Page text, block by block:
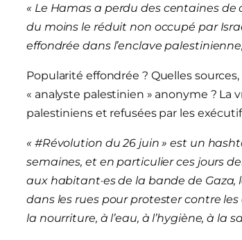
« Le Hamas a perdu des centaines
du moins le réduit non occupé par
effondrée dans l’enclave
Popularité effondrée ? Quelles
« analyste palestinien » anonyme ? La
palestiniens et refusées par les
« #Révolution du 26 juin » est un
semaines, et en particulier ces jours
aux habitant·es de la bande de
dans les rues pour protester contre
la nourriture, à l’eau, à l’hygiène, à la